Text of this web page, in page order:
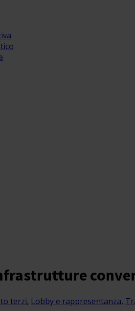
terzi, Lobby e rappresentanza,